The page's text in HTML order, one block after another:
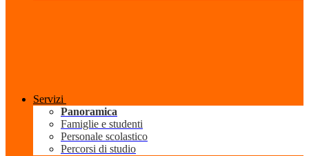
Servizi
Panoramica
Famiglie e studenti
Personale scolastico
Percorsi di studio